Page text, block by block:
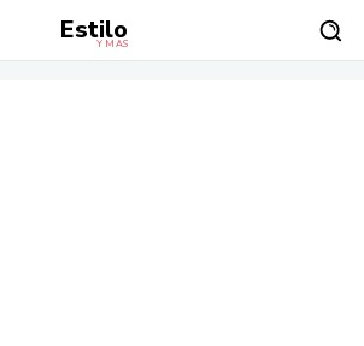
Estilo
Y MÁS